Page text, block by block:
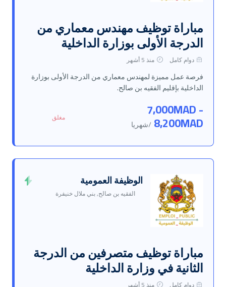
مباراة توظيف مهندس معماري من
الدرجة الأولى بوزارة الداخلية
دوام كامل منذ 5 أشهر
فرصة عمل مميزة لمهندس معماري من الدرجة الأولى بوزارة
الداخلية بإقليم الفقيه بن صالح.
7,000MAD -
8,200MAD /شهريا
مغلق
الوظيفة العمومية
الفقيه بن صالح, بني ملال خنيفرة
مباراة توظيف متصرفين من الدرجة
الثانية في وزارة الداخلية